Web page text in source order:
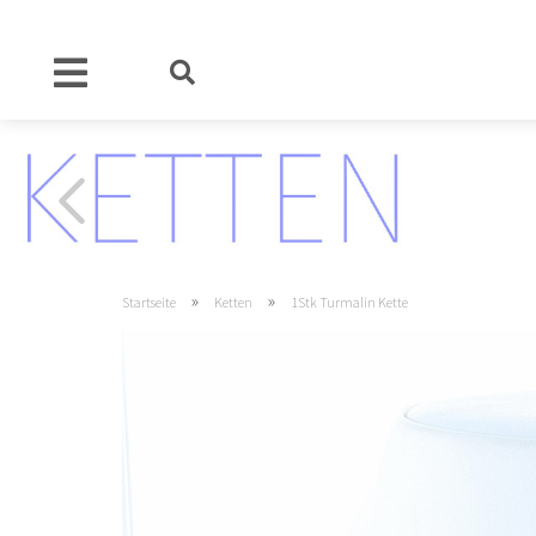
Startseite » Ketten » 1Stk Turmalin Kette